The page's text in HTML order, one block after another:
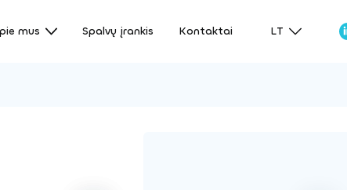
mus Spalvų įrankis Kontaktai LT